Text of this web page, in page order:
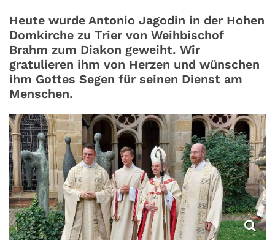
Heute wurde Antonio Jagodin in der Hohen
Domkirche zu Trier von Weihbischof
Brahm zum Diakon geweiht. Wir
gratulieren ihm von Herzen und wünschen
ihm Gottes Segen für seinen Dienst am
Menschen.